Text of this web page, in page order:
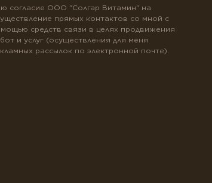
согласие ООО "Солгар Витамин" на
прямых контактов со мной с
средств связи в целях продвижения
и услуг (осуществления для меня
рассылок по электронной почте).